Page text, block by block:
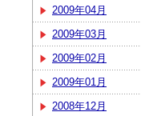
2009年04月
2009年03月
2009年02月
2009年01月
2008年12月